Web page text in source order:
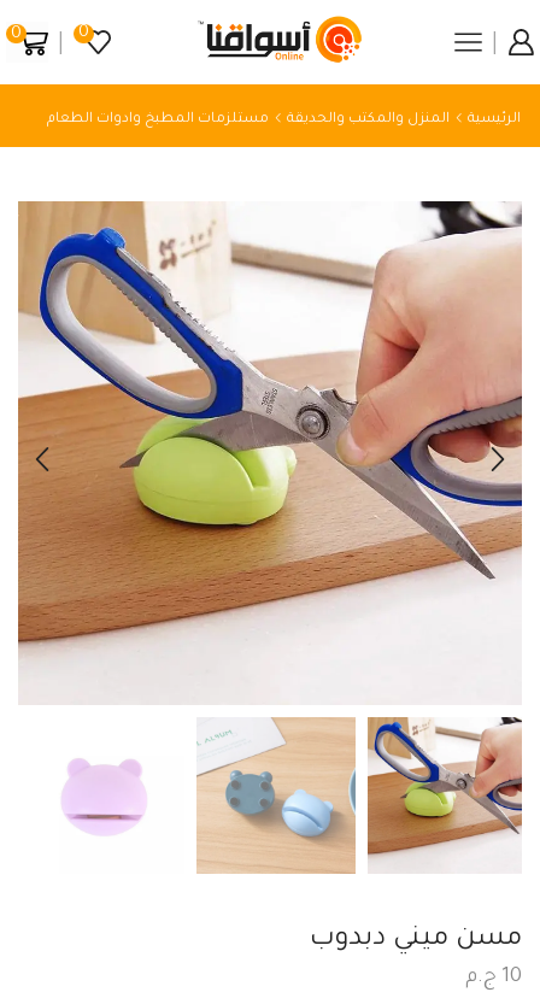
0
0
الرئيسية المنزل والمكتب والحديقة مستلزمات المطبخ وادوات الطعام
مسن ميني دبدوب
10 ج.م